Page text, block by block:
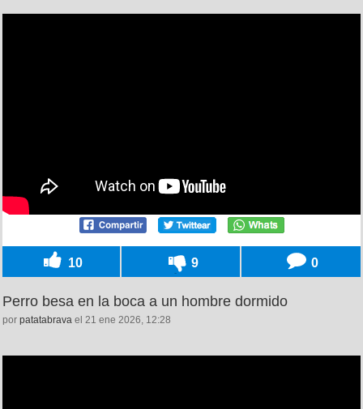
10 9 0
Perro besa en la boca a un hombre dormido
por patatabrava el 21 ene 2026, 12:28